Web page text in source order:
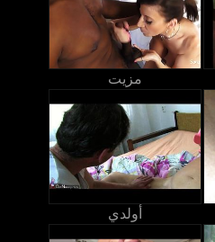
مزيت
أولدي